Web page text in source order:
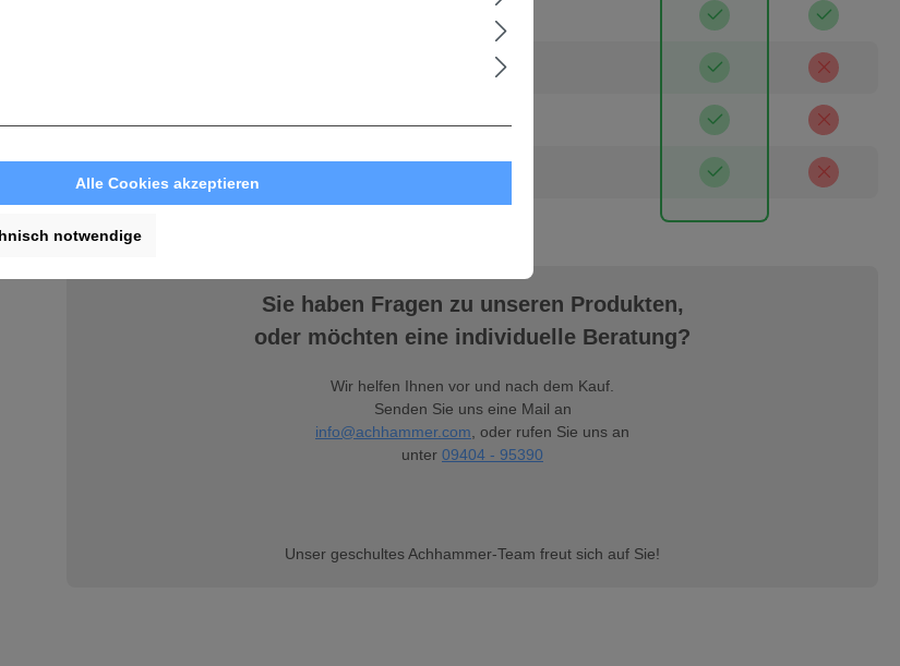
Sie haben Fragen zu unseren Produkten,
oder möchten eine individuelle Beratung?
Wir helfen Ihnen vor und nach dem Kauf.
Senden Sie uns eine Mail an
info@achhammer.com , oder rufen Sie uns an
unter 09404 - 95390
Unser geschultes Achhammer-Team freut sich auf Sie!
Alle Cookies akzeptieren
notwendige